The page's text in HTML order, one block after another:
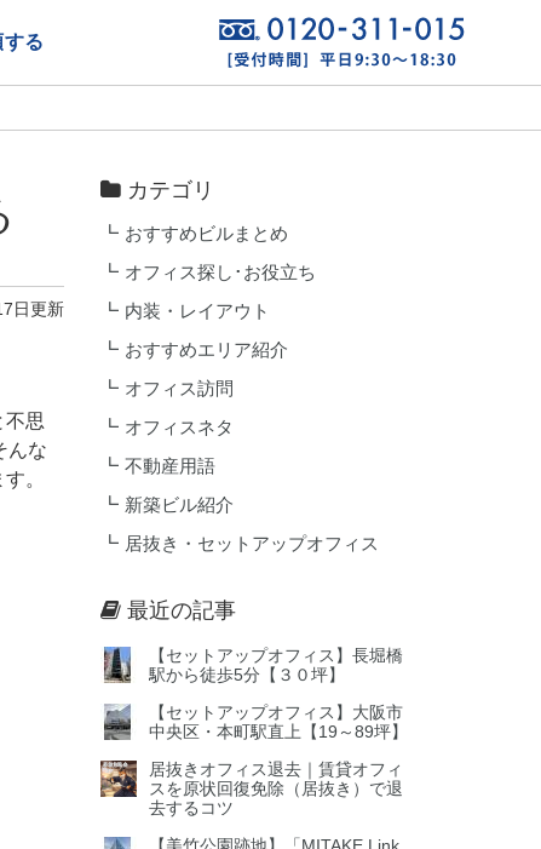
る
日更新
不思
んな
。
カテゴリ
おすすめビルまとめ
オフィス探し･お役立ち
内装・レイアウト
おすすめエリア紹介
オフィス訪問
オフィスネタ
不動産用語
新築ビル紹介
居抜き・セットアップオフィス
最近の記事
【セットアップオフィス】長堀橋
駅から徒歩5分【３０坪】
【セットアップオフィス】大阪市
中央区・本町駅直上【19～89坪】
居抜きオフィス退去｜賃貸オフィ
スを原状回復免除（居抜き）で退
去するコツ